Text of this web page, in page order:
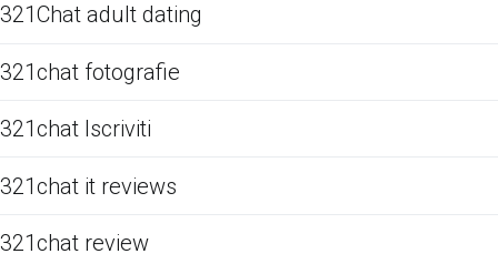
321Chat adult dating
321chat fotografie
321chat Iscriviti
321chat it reviews
321chat review